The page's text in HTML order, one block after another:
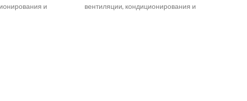
и
вентиляции, кондиционирования и